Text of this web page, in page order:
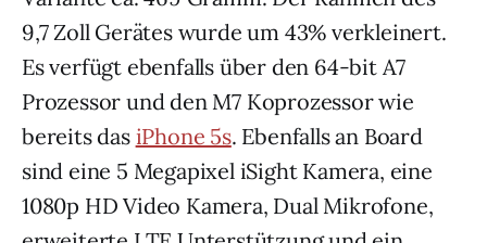
9,7 Zoll Gerätes wurde um 43% verkleinert.
Es verfügt ebenfalls über den 64-bit A7
Prozessor und den M7 Koprozessor wie
bereits das iPhone 5s. Ebenfalls an Board
sind eine 5 Megapixel iSight Kamera, eine
1080p HD Video Kamera, Dual Mikrofone,